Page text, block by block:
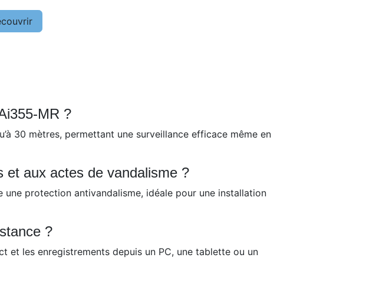
MR ?
30 mètres, permettant une surveillance efficace même en
et aux actes de vandalisme ?
protection antivandalisme, idéale pour une installation
?
et les enregistrements depuis un PC, une tablette ou un